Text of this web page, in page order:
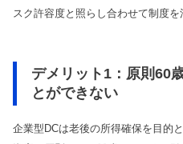
スク許容度と照らし合わせて制度を
デメリット1：原則60
とができない
企業型DCは老後の所得確保を目的